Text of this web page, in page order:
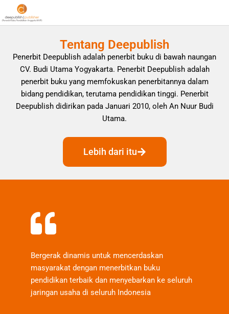
Tentang Deepublish
Penerbit Deepublish adalah penerbit buku di bawah naungan
CV. Budi Utama Yogyakarta. Penerbit Deepublish adalah
penerbit buku yang memfokuskan penerbitannya dalam
bidang pendidikan, terutama pendidikan tinggi. Penerbit
Deepublish didirikan pada Januari 2010, oleh An Nuur Budi
Utama.
Lebih dari itu
Bergerak dinamis untuk mencerdaskan
masyarakat dengan menerbitkan buku
pendidikan terbaik dan menyebarkan ke seluruh
jaringan usaha di seluruh Indonesia